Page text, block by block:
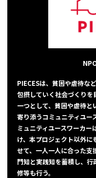
PIECESは、貧困や虐待な
包摂していく社会づくりを
一つとして、貧困や虐待
寄り添うコミュニティユー
ミュニティユースワーカ
け、本プロジェクト以外
せて、一人一人に合った支
門知と実践知を蓄積し、
修等も行う。